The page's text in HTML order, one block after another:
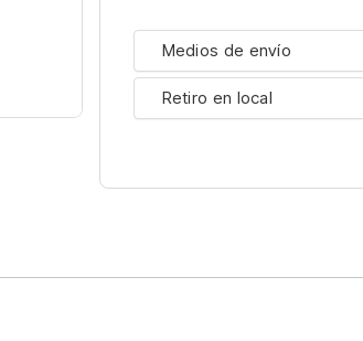
Medios de envío
Retiro en local